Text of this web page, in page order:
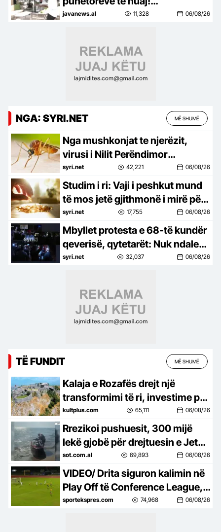
Pakënaqësia ekonomike mbetet
javanews.al 11,328 06/08/26
NGA: SYRI.NET MË SHUMË
Nga mushkonjat te njerëzit,
virusi i Nilit Perëndimor
përhapet në 7 vende të Europës,
94 raste në Itali dhe 6 viktima në
Greqi
syri.net 42,221 06/08/26
Studim i ri: Vaji i peshkut mund
të mos jetë gjithmonë i mirë për
trurin, sidomos pas dëmtimeve
syri.net 17,755 06/08/26
Mbyllet protesta e 68-të kundër
qeverisë, qytetarët: Nuk ndalemi
deri në largimin e Ramës
syri.net 32,037 06/08/26
TË FUNDIT MË SHUMË
Kalaja e Rozafës drejt një
transformimi të ri, investime për
trashëgiminë dhe turizmin
kultplus.com 65,111 06/08/26
Rrezikoi pushuesit, 300 mijë
lekë gjobë për drejtuesin e Jet
Ski në Zvërnec
sot.com.al 69,893 06/08/26
VIDEO/ Drita siguron kalimin në
Play Off të Conference League, e
mbyll me një ndeshje takimin
sportekspres.com 74,968 06/08/26